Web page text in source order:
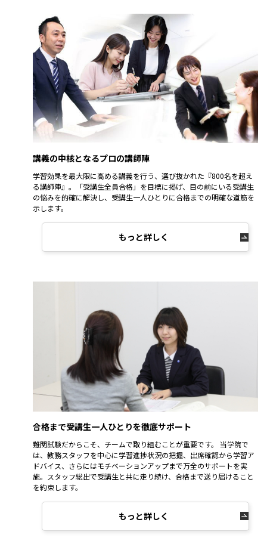
講義の中核となるプロの講師陣
学習効果を最大限に高める講義を行う、選び抜かれた『800名を超え
る講師陣』。「受講生全員合格」を目標に掲げ、目の前にいる受講生
の悩みを的確に解決し、受講生一人ひとりに合格までの明確な道筋を
示します。
もっと詳しく
合格まで受講生一人ひとりを徹底サポート
難関試験だからこそ、チームで取り組むことが重要です。 当学院で
は、教務スタッフを中心に学習進捗状況の把握、出席確認から学習ア
ドバイス、さらにはモチベーションアップまで万全のサポートを実
施。スタッフ総出で受講生と共に走り続け、合格まで送り届けること
を約束します。
もっと詳しく